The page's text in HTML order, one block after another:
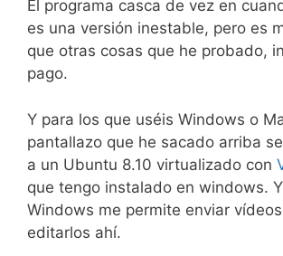
El programa casca de vez en
es una versión inestable, pero es
que otras cosas que he probado,
pago.
Y para los que uséis Windows o
pantallazo que he sacado arriba
a un Ubuntu 8.10 virtualizado con
que tengo instalado en windows.
Windows me permite enviar
editarlos ahí.